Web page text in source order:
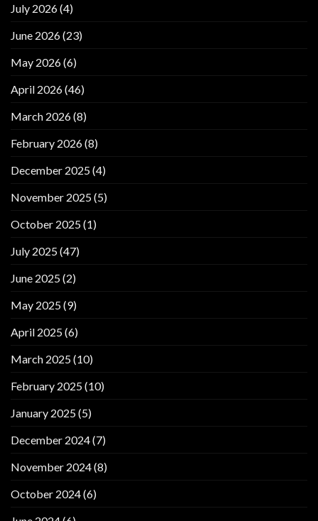
July 2026(4)
June 2026(23)
May 2026(6)
April 2026(46)
March 2026(8)
February 2026(8)
December 2025(4)
November 2025(5)
October 2025(1)
July 2025(47)
June 2025(2)
May 2025(9)
April 2025(6)
March 2025(10)
February 2025(10)
January 2025(5)
December 2024(7)
November 2024(8)
October 2024(6)